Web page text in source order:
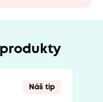
Náš tip